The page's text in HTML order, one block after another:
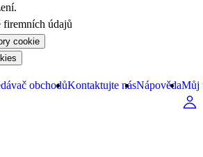
firemních údajů
cookie
obchodůKontaktujte násNápovědaMůj